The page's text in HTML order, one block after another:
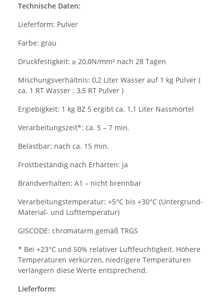
Technische Daten:
Lieferform: Pulver
Farbe: grau
Druckfestigkeit: ≥ 20,0N/mm² nach 28 Tagen
Mischungsverhältnis: 0,2 Liter Wasser auf 1 kg Pulver (
ca. 1 RT Wasser : 3,5 RT Pulver )
Ergiebigkeit: 1 kg BZ 5 ergibt ca. 1,1 Liter Nassmörtel
Verarbeitungszeit*: ca. 5 – 7 min.
Belastbar: nach ca. 15 min.
Frostbeständig nach Erhärten: ja
Brandverhalten: A1 – nicht brennbar
Verarbeitungstemperatur: +5°C bis +30°C (Untergrund-
Material- und Lufttemperatur)
GISCODE: chromatarm gemäß TRGS
* Bei +23°C und 50% relativer Luftfeuchtigkeit. Höhere
Temperaturen verkürzen, niedrigere Temperaturen
verlängern diese Werte entsprechend.
Lieferform: